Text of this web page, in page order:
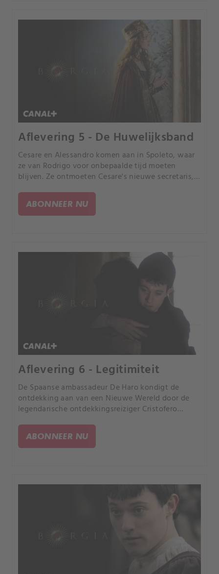
Aflevering 5 - De Huwelijksband
Cesare en Alessandro komen aan in Spoleto, waar
ze van Rodrigo voor onbepaalde tijd moeten
blijven. Ze ontmoeten Cesare's nieuwe secretaris,
ABONNEER NU
Aflevering 6 - Legitimiteit
De Spaanse ambassadeur De Haro kondigt de
ontdekking aan van een Nieuwe Wereld door de
legendarische ontdekkingsreiziger Cristofero
verklaart, zal Koning Ferdinand de hand van
Prinses Maria Enriques de Luna aan Juan ten
ABONNEER NU